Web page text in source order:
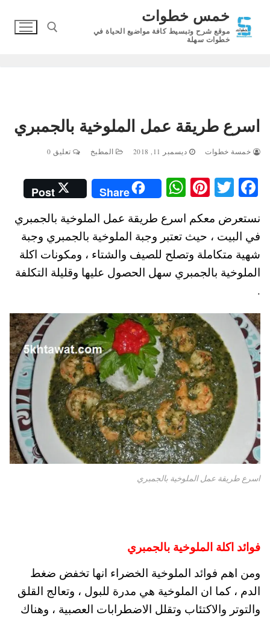
المحتوى
خمس خطوات
موقع شرح وتبسيط كافة مواضيع الحياة في
خطوات سهلة
اسرع طريقة عمل الملوخية بالجمبري
خمسة خطوات ديسمبر 11, 2018 المطبخ تعليق 0
Fa
bo
ok
T
wi
tte
r
Pi
nt
er
es
t
W
ha
ts
A
pp
Share
Post
نستعرض معكم اسرع طريقة عمل الملوخية بالجمبري
في البيت ، حيث تعتبر وجبة الملوخية بالجمبري وجبة
شهية متكاملة وتصلح للصيف والشتاء ، ومكونات اكلة
الملوخية بالجمبري سهل الحصول عليها وقليلة التكلفة
.
اسرع طريقة عمل الملوخية بالجمبري
فوائد اكلة الملوخية بالجمبري
ومن اهم فوائد الملوخية الخضراء انها تخفض ضغط
الدم ، كما ان الملوخية هي مدرة للبول ، وتعالج القلق
والتوتر والاكتئاب وتقلل الاضطرابات العصبية ، وهناك